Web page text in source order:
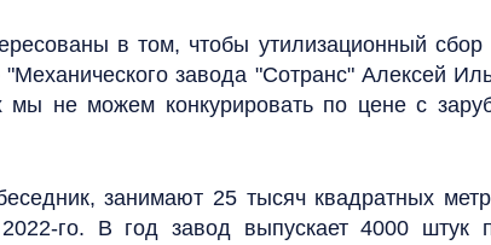
в том, чтобы утилизационный
завода "Сотранс" Алексей
не можем конкурировать по цене с
занимают 25 тысяч квадратных
го. В год завод выпускает 4000 штук